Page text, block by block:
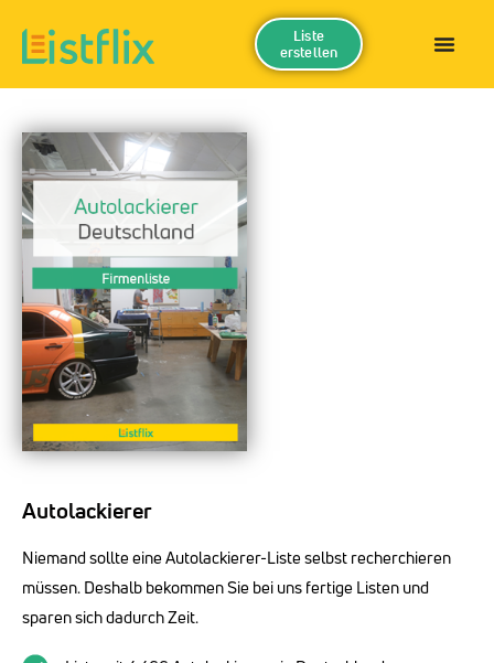
Liste
erstellen
Autolackierer
Niemand sollte eine Autolackierer-Liste selbst recherchieren
müssen. Deshalb bekommen Sie bei uns fertige Listen und
sparen sich dadurch Zeit.